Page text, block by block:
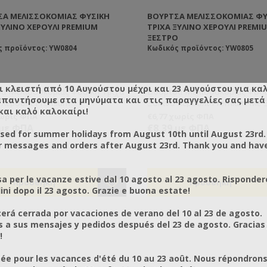
ΜΕΛΙΣΣΟΚΟΜΊΑΣ ΦΥΣΙΚΉ
ΧΕΡΟΎΛΙ PREMIUM
προϊόντος: YW0804
Μελισσοκομίας Φυσική Τρίχα
Premium
ΦΠΑ
ΦΠΑ
ΒΟΎΡΤΣΑ ΜΕΛΙΣΣΟΚΟΜΊΑΣ
ΤΡΊΧΑ ΞΎΛΙΝΟ ΧΕΡΟΎΛΙ
ΞΈΣΤΡΟ
Κωδικός προϊόντος: YW0805
Βούρτσα Μελισσοκομίας
Ξύλινο Χερούλι Premium Με
€8,39 με ΦΠΑ
κλειστή από 10 Αυγούστου μέχρι και 23 Αυγούστου για
στα μηνύματα και στις παραγγελίες σας μετά
καλό καλοκαίρι!
for summer holidays from August 10th until August
messages and orders after August 23rd. Thank you and
per le vacanze estive dal 10 agosto al 23 agosto.
dopo il 23 agosto. Grazie e buona estate!
cerrada por vacaciones de verano del 10 al 23 de agosto.
a sus mensajes y pedidos después del 23 de agosto.
pour les vacances d'été du 10 au 23 août. Nous